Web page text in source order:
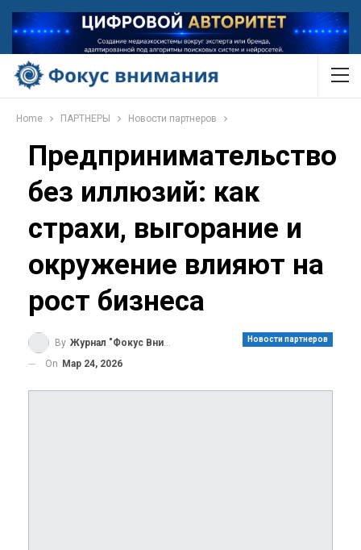
Home ПАРТНЕРЫ Новости партнеров
Предпринимательство
без иллюзий: как
страхи, выгорание и
окружение влияют на
рост бизнеса
Новости партнеров
By Журнал "Фокус Внимания"
On Мар 24, 2026